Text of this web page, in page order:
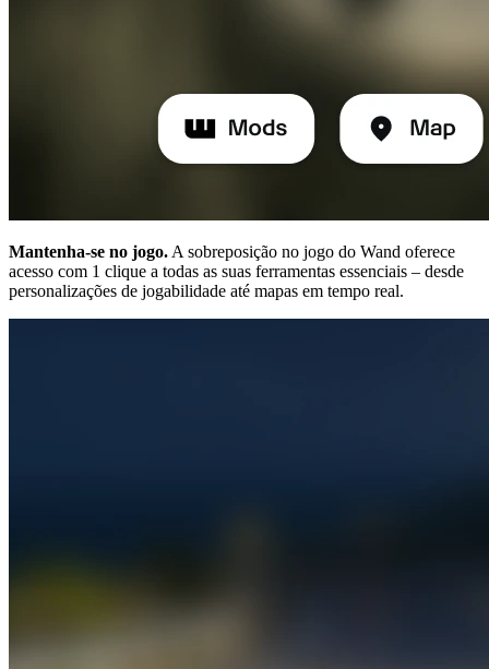
Mantenha-se no jogo. A sobreposição no jogo do Wand oferece
acesso com 1 clique a todas as suas ferramentas essenciais – desde
personalizações de jogabilidade até mapas em tempo real.